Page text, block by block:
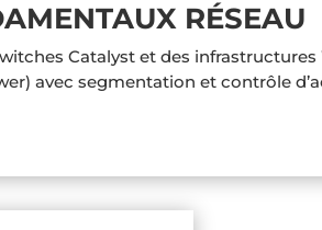
RÉSEAU
Catalyst et des infrastructures
avec segmentation et contrôle